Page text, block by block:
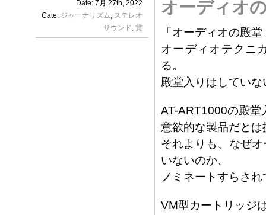
Date: 7月 27th, 2022
Cate: ジャーナリズム, ステレオ
サウンド, 賞
オーディオ
「オーディオの殿
オーディオテクニ
る。
殿堂入りはしていな
AT-ART1000の殿堂
意欲的な製品だと
それよりも、なぜ
いないのか、
ノミネートすらさ
VM型カートリッジ